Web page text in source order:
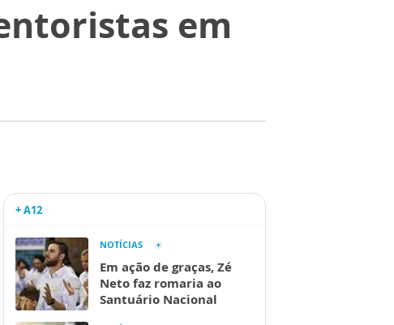
em
+ A12
NOTÍCIAS
Em ação de graças, Zé
Neto faz romaria ao
Santuário Nacional